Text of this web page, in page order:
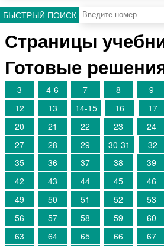
БЫСТРЫЙ ПОИСК
Страницы
Готовые
3 4-6 7 8 9
12
13 14-15 16 17
20
21 22 23 24
27
28 29 30-31 32
35
36 37 38 39
42
43 44 45 46
49
50 51 52 53
56
57 58 59 60
63
64 65 66 67